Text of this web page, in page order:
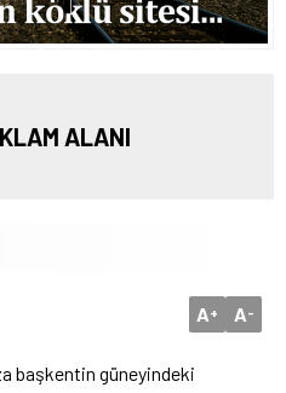
ALANI
A+ A-
başkentin güneyindeki